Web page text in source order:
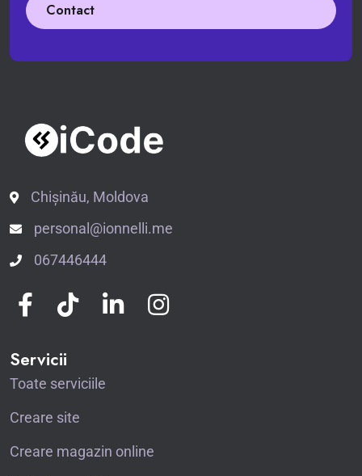
Contact
Chișinău, Moldova
personal@ionnelli.me
067446444
Servicii
Toate serviciile
Creare site
Creare magazin online